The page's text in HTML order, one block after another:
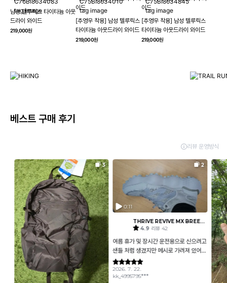
남성 텔루릭스 타이타늄 아웃
드라이 와이드
219,000원
[추영우 착용] 남성 텔루릭스
타이타늄 아웃드라이 와이드
219,000원
[추영우 착용] 남성 텔루릭스
타이타늄 아웃드라이 와이드
219,000원
HIKING
컬럼비아와 함께 일상을 벗어나
하이킹, 트레킹 등 아웃도어 활동을 즐겨보세요.
베스트 구매 후기